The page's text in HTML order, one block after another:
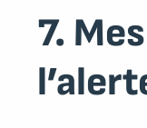
7.